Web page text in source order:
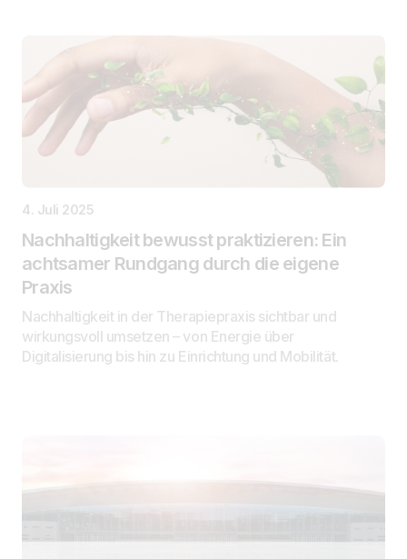
4. Juli 2025
Nachhaltigkeit bewusst praktizieren: Ein
achtsamer Rundgang durch die eigene
Praxis
Nachhaltigkeit in der Therapiepraxis sichtbar und
wirkungsvoll umsetzen – von Energie über
Digitalisierung bis hin zu Einrichtung und Mobilität.